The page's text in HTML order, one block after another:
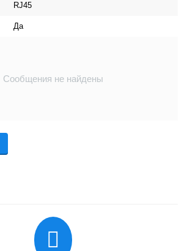
RJ45
Да
Сообщения не найдены